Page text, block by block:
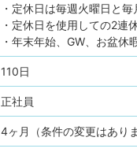
・定休日は毎週火曜日と
・定休日を使用しての2連
・年末年始、GW、お盆休
110日
正社員
4ヶ月（条件の変更はあり